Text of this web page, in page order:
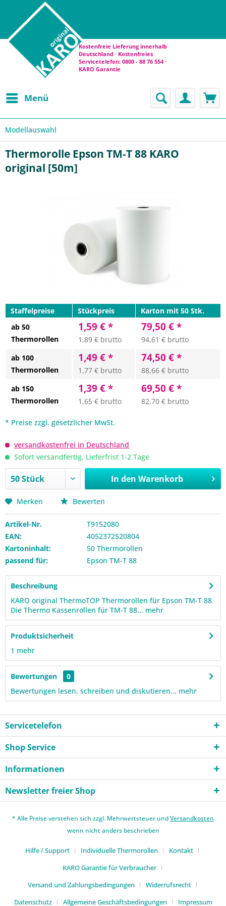
Kostenfreie Lieferung innerhalb
Deutschland · Kostenfreies
Servicetelefon: 0800 - 88 76 554 ·
KARO Garantie
Menü
Modellauswahl
Thermorolle Epson TM-T 88 KARO
original [50m]
Staffelpreise Stückpreis
Karton mit 50 Stk.
ab 50
Thermorollen
1,59 € *
1,89 € brutto
79,50 € *
94,61 € brutto
ab 100
Thermorollen
1,49 € *
1,77 € brutto
74,50 € *
88,66 € brutto
ab 150
Thermorollen
1,39 € *
1,65 € brutto
69,50 € *
82,70 € brutto
* Preise zzgl. gesetzlicher MwSt.
versandkostenfrei in Deutschland
Sofort versandfertig, Lieferfrist 1-2 Tage
In den Warenkorb
Merken Bewerten
Artikel-Nr.
T9152080
EAN:
4052372520804
Kartoninhalt:
50 Thermorollen
passend für:
Epson TM-T 88
Beschreibung
KARO original ThermoTOP Thermorollen für Epson TM-T 88
Die Thermo Kassenrollen für TM-T 88... mehr
Produktsicherheit
1 mehr
Bewertungen
0
Bewertungen lesen, schreiben und diskutieren... mehr
Servicetelefon
Shop Service
Informationen
Newsletter freier Shop
* Alle Preise verstehen sich zzgl. Mehrwertsteuer undVersandkosten
wenn nicht anders beschrieben
Hilfe / Support Individuelle Thermorollen
Kontakt
KARO Garantie für Verbraucher
Versand und Zahlungsbedingungen
Widerrufsrecht
Datenschutz
Allgemeine Geschäftsbedingungen Impressum